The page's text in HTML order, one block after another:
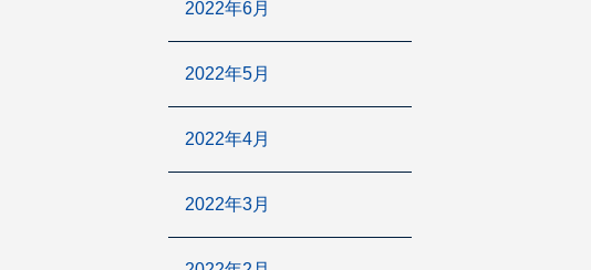
2022年6月
2022年5月
2022年4月
2022年3月